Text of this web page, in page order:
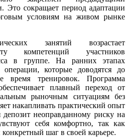
Это сокращает период адаптации
условиям на живом рынке
занятий возрастает
компетенций участников
в группе. На ранних этапах
операции, которые доводятся до
время тренировок. Программа
плавный переход от
рыночным ситуациям без
накапливать практический опыт
депозит неоправданному риску на
себя комфортно, так как
шаг в своей карьере.